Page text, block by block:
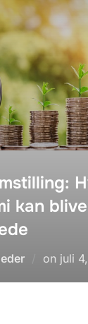
kan
on juli